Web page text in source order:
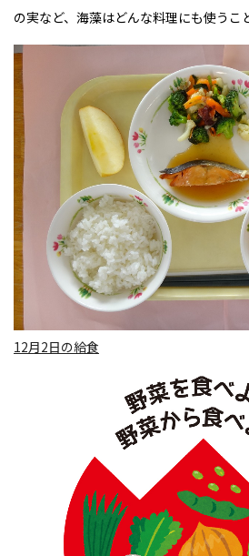
の実など、海藻はどんな料理にも使うこ
12月2日の給食